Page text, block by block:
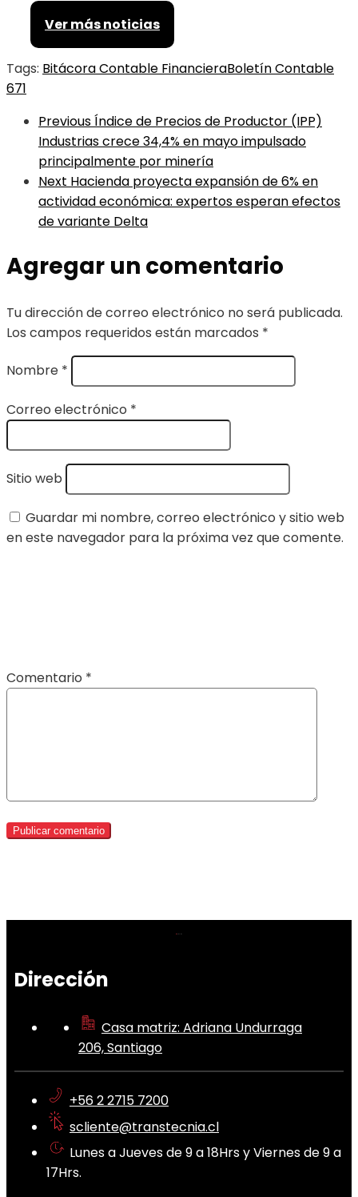
Ver más noticias
Tags: Bitácora Contable FinancieraBoletín Contable
671
PreviousÍndice de Precios de Productor (IPP)
Industrias crece 34,4% en mayo impulsado
principalmente por minería
Next Hacienda proyecta expansión de 6% en
actividad económica: expertos esperan efectos
de variante Delta
Agregar un comentario
Tu dirección de correo electrónico no será publicada.
Los campos requeridos están marcados *
Nombre *
Correo electrónico *
Sitio web
Guardar mi nombre, correo electrónico y sitio web
en este navegador para la próxima vez que comente.
Comentario *
Dirección
Casa matriz: Adriana Undurraga
206, Santiago
+56 2 2715 7200
scliente@transtecnia.cl
Lunes a Jueves de 9 a 18Hrs y Viernes de 9 a
17Hrs.